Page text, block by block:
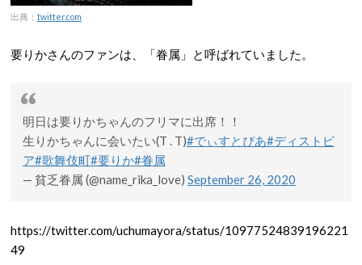
出典： twitter.com
要りかさんのファンは、「眷属」と呼ばれていました。
明日は要りかちゃんのフリマに出席！！
生りかちゃんに会いたい(T . T)#でぃすとぴあ#ディストピ
ア#歌舞伎町#要りか#眷属
— 貧乏眷属 (@name_rika_love) September 26, 2020
https://twitter.com/uchumayora/status/10977524839196221
49